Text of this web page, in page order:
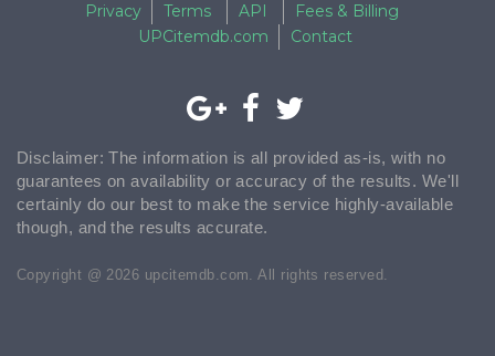
Privacy Terms API
Fees & Billing
UPCitemdb.com
Contact
Disclaimer: The information is all provided as-is, with no
guarantees on availability or accuracy of the results. We'll
certainly do our best to make the service highly-available
though, and the results accurate.
Copyright @ 2026 upcitemdb.com. All rights reserved.